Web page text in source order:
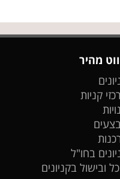
מהיר
קניות
בחו"ל
ובישול בקניונים